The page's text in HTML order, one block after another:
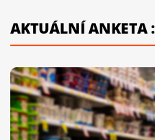
AKTUÁLNÍ ANKETA :